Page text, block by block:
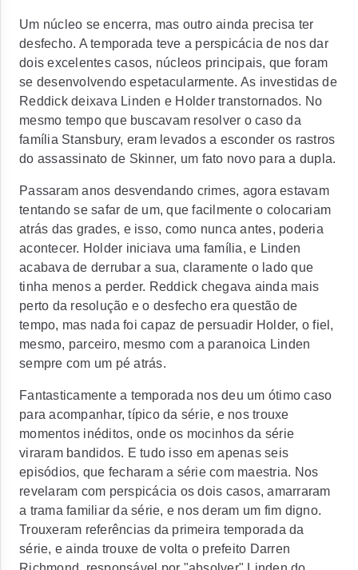
Um núcleo se encerra, mas outro ainda precisa ter
desfecho. A temporada teve a perspicácia de nos dar
dois excelentes casos, núcleos principais, que foram
se desenvolvendo espetacularmente. As investidas de
Reddick deixava Linden e Holder transtornados. No
mesmo tempo que buscavam resolver o caso da
família Stansbury, eram levados a esconder os rastros
do assassinato de Skinner, um fato novo para a dupla.
Passaram anos desvendando crimes, agora estavam
tentando se safar de um, que facilmente o colocariam
atrás das grades, e isso, como nunca antes, poderia
acontecer. Holder iniciava uma família, e Linden
acabava de derrubar a sua, claramente o lado que
tinha menos a perder. Reddick chegava ainda mais
perto da resolução e o desfecho era questão de
tempo, mas nada foi capaz de persuadir Holder, o fiel,
mesmo, parceiro, mesmo com a paranoica Linden
sempre com um pé atrás.
Fantasticamente a temporada nos deu um ótimo caso
para acompanhar, típico da série, e nos trouxe
momentos inéditos, onde os mocinhos da série
viraram bandidos. E tudo isso em apenas seis
episódios, que fecharam a série com maestria. Nos
revelaram com perspicácia os dois casos, amarraram
a trama familiar da série, e nos deram um fim digno.
Trouxeram referências da primeira temporada da
série, e ainda trouxe de volta o prefeito Darren